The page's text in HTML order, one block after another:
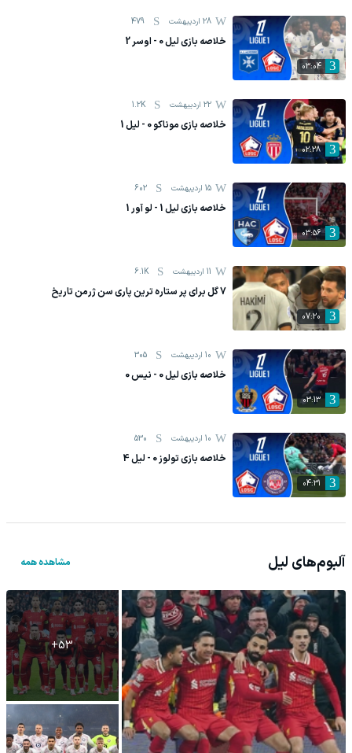
03:04
28 اردیبهشت 479
خلاصه بازی لیل 0 - اوسر 2
02:28
22 اردیبهشت 1.2K
خلاصه بازی موناکو 0 - لیل 1
03:56
15 اردیبهشت 602
خلاصه بازی لیل 1 - لو آور 1
07:20
11 اردیبهشت 6.1K
7 گل برای پر ستاره ترین پاری سن ژرمن تاریخ
03:13
10 اردیبهشت 305
خلاصه بازی لیل 0 - نیس 0
04:31
10 اردیبهشت 530
خلاصه بازی تولوز 0 - لیل 4
آلبوم‌های لیل مشاهده همه
+53